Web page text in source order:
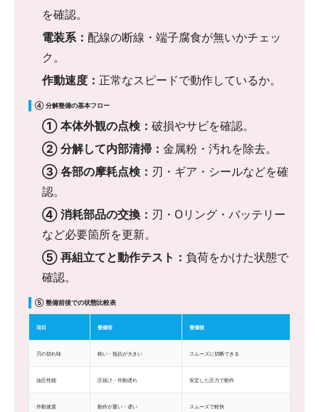
を確認。
電装系： 配線の断線・端子腐食が無いかチェッ
ク。
作動速度： 正常なスピードで動作しているか。
④ 分解整備の基本フロー
① 本体外観の点検： 破損やサビを確認。
② 分解して内部清掃： 金属粉・汚れを除去。
③ 各部の摩耗点検： 刃・ギア・シールなどを確
認。
④ 消耗部品の交換： 刃・Oリング・バッテリー
など必要箇所を更新。
⑤ 再組立てと動作テスト： 負荷をかけた状態で
確認。
⑤ 整備前後での状態比較表
項目 整備前 整備後
刃の切れ味 鈍い・抵抗が大きい スムーズに切断できる
油圧性能 圧抜け・作動遅れ 安定した圧力で動作
作動速度 動作が重い・遅い スムーズで軽快